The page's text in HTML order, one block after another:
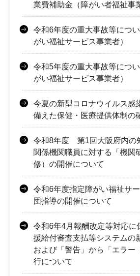
業費補助金（障がい者福祉事
令和6年度の重大事故等につ
がい福祉サービス事業者）
令和5年度の重大事故等につ
がい福祉サービス事業者）
今夏の新型コロナウイルス感
備えた保健・医療提供体制の
令和8年度 第1回大阪府内の
関係機関職員に対する「機関
修）の開催について
令和6年度指定障がい福祉サ
団指導の開催について
令和6年4月報酬改定等対応に
援給付審査支払等システムの
および「警告」から「エラー
行について